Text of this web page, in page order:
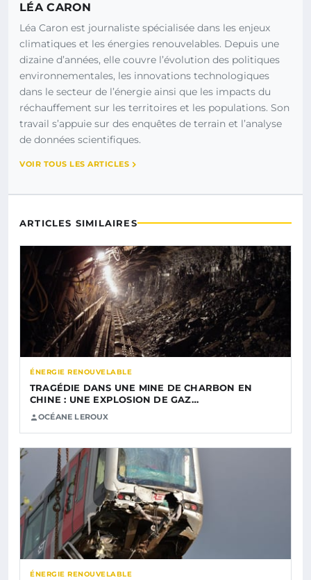
LÉA CARON
Léa Caron est journaliste spécialisée dans les enjeux
climatiques et les énergies renouvelables. Depuis une
dizaine d’années, elle couvre l’évolution des politiques
environnementales, les innovations technologiques
dans le secteur de l’énergie ainsi que les impacts du
réchauffement sur les territoires et les populations. Son
travail s’appuie sur des enquêtes de terrain et l’analyse
de données scientifiques.
VOIR TOUS LES ARTICLES
ARTICLES SIMILAIRES
ÉNERGIE RENOUVELABLE
TRAGÉDIE DANS UNE MINE DE CHARBON EN
CHINE : UNE EXPLOSION DE GAZ…
OCÉANE LEROUX
ÉNERGIE RENOUVELABLE